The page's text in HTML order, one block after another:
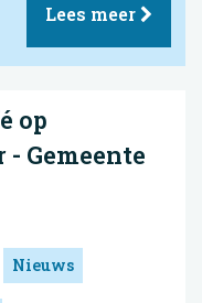
Lees meer
op
Gemeente
Nieuws